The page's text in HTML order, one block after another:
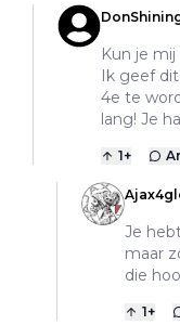
Kun je
Ik geef
4e te
lang! Je
1+
Je
maar
die
1+